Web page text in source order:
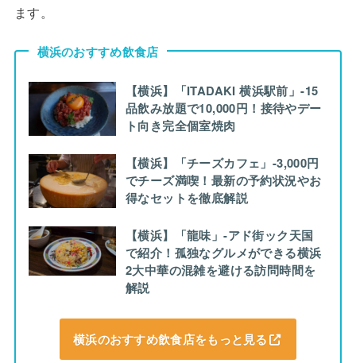
ます。
横浜のおすすめ飲食店
【横浜】「ITADAKI 横浜駅前」-15
品飲み放題で10,000円！接待やデー
ト向き完全個室焼肉
【横浜】「チーズカフェ」-3,000円
でチーズ満喫！最新の予約状況やお
得なセットを徹底解説
【横浜】「龍味」-アド街ック天国
で紹介！孤独なグルメができる横浜
2大中華の混雑を避ける訪問時間を
解説
横浜のおすすめ飲食店をもっと見る